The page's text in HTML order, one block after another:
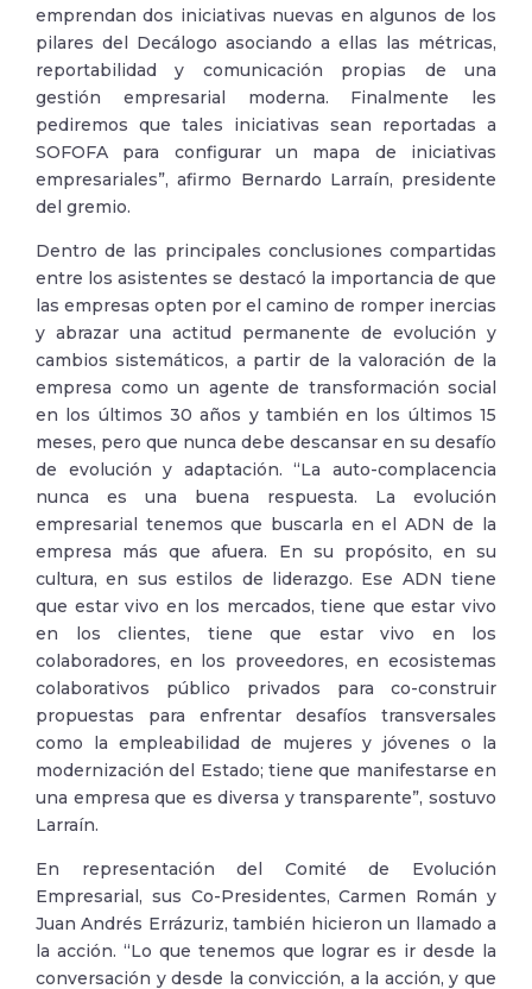
emprendan dos iniciativas nuevas en algunos de los
pilares del Decálogo asociando a ellas las métricas,
reportabilidad y comunicación propias de una
gestión empresarial moderna. Finalmente les
pediremos que tales iniciativas sean reportadas a
SOFOFA para configurar un mapa de iniciativas
empresariales”, afirmo Bernardo Larraín, presidente
del gremio.
Dentro de las principales conclusiones compartidas
entre los asistentes se destacó la importancia de que
las empresas opten por el camino de romper inercias
y abrazar una actitud permanente de evolución y
cambios sistemáticos, a partir de la valoración de la
empresa como un agente de transformación social
en los últimos 30 años y también en los últimos 15
meses, pero que nunca debe descansar en su desafío
de evolución y adaptación. “La auto-complacencia
nunca es una buena respuesta. La evolución
empresarial tenemos que buscarla en el ADN de la
empresa más que afuera. En su propósito, en su
cultura, en sus estilos de liderazgo. Ese ADN tiene
que estar vivo en los mercados, tiene que estar vivo
en los clientes, tiene que estar vivo en los
colaboradores, en los proveedores, en ecosistemas
colaborativos público privados para co-construir
propuestas para enfrentar desafíos transversales
como la empleabilidad de mujeres y jóvenes o la
modernización del Estado; tiene que manifestarse en
una empresa que es diversa y transparente”, sostuvo
Larraín.
En representación del Comité de Evolución
Empresarial, sus Co-Presidentes, Carmen Román y
Juan Andrés Errázuriz, también hicieron un llamado a
la acción. “Lo que tenemos que lograr es ir desde la
conversación y desde la convicción, a la acción, y que